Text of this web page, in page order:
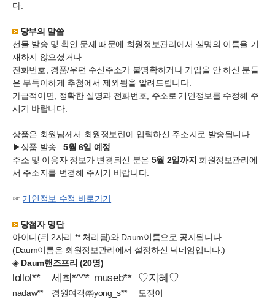
다.
당부의 말씀
선물 발송 및 확인 문제 때문에 회원정보관리에서 실명의 이름을 기
재하지 않으셨거나
전화번호, 경품/우편 수신주소가 불명확하거나 기입을 안 하신 분들
은 부득이하게 추첨에서 제외됨을 알려드립니다.
가급적이면, 정확한 실명과 전화번호, 주소로 개인정보를 수정해 주
시기 바랍니다.
상품은 회원님께서 회원정보란에 입력하신 주소지로 발송됩니다.
▶상품 발송 : 5월 6일 예정
주소 및 이용자 정보가 변경되신 분은 5월 2일까지 회원정보관리에
서 주소지를 변경해 주시기 바랍니다.
☞ 개인정보 수정 바로가기
당첨자 명단
아이디(뒤 2자리 ** 처리됨)와 Daum이름으로 공지됩니다.
(Daum이름은 회원정보관리에서 설정하신 닉네임입니다.)
◈ Daum핸즈프리 (20명)
lollol** 세희*^^* museb** ♡지혜♡
nadaw** 경원여객㈜yong_s**
토쟁이